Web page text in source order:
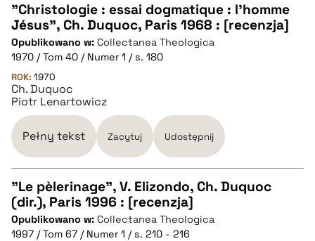
"Christologie : essai dogmatique : l'homme
Jésus", Ch. Duquoc, Paris 1968 : [recenzja]
Opublikowano w: Collectanea Theologica
1970 / Tom 40 / Numer 1 / s. 180
ROK: 1970
Ch. Duquoc
Piotr Lenartowicz
Pełny tekst Zacytuj Udostępnij
CZYSTY TEKST
"Le pèlerinage", V. Elizondo, Ch. Duquoc
(dir.), Paris 1996 : [recenzja]
Opublikowano w: Collectanea Theologica
1997 / Tom 67 / Numer 1 / s. 210 - 216